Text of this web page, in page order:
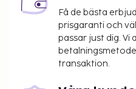
Få de bästa
prisgaranti och
passar just dig. Vi
transaktion.